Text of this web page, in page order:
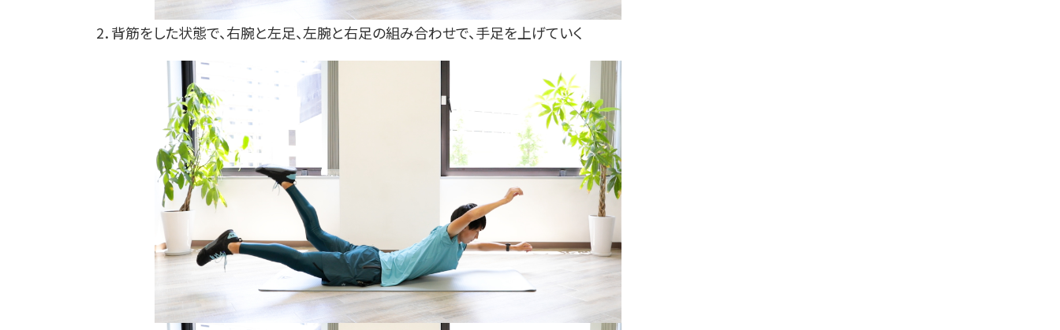
2．背筋をした状態で、右腕と左足、左腕と右足の組み合わせで、手足を上げていく